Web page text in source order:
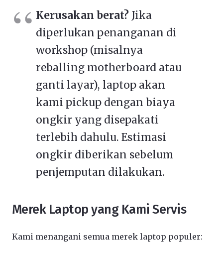
Kerusakan berat? Jika
diperlukan penanganan di
workshop (misalnya
reballing motherboard atau
ganti layar), laptop akan
kami pickup dengan biaya
ongkir yang disepakati
terlebih dahulu. Estimasi
ongkir diberikan sebelum
penjemputan dilakukan.
Merek Laptop yang Kami Servis
Kami menangani semua merek laptop populer: